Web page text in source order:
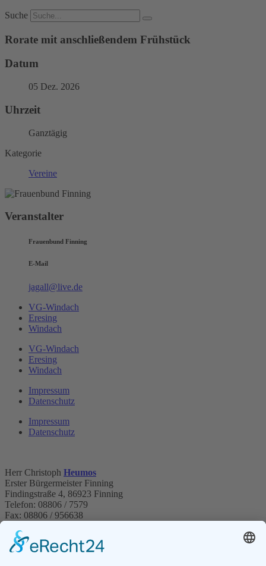
Suche
Rorate mit anschließendem Frühstück
Datum
05 Dez. 2026
Uhrzeit
Ganztägig
Kategorie
Vereine
Veranstalter
Frauenbund Finning
E-Mail
jagall@live.de
VG-Windach
Eresing
Windach
VG-Windach
Eresing
Windach
Impressum
Datenschutz
Impressum
Datenschutz
Herr Christoph Heumos
Erster Bürgermeister Finning
Findingstraße 4, 86923 Finning
Telefon: 08806 / 7579
Fax: 08806 / 956638
E-Mail:finning@vg-windach.de